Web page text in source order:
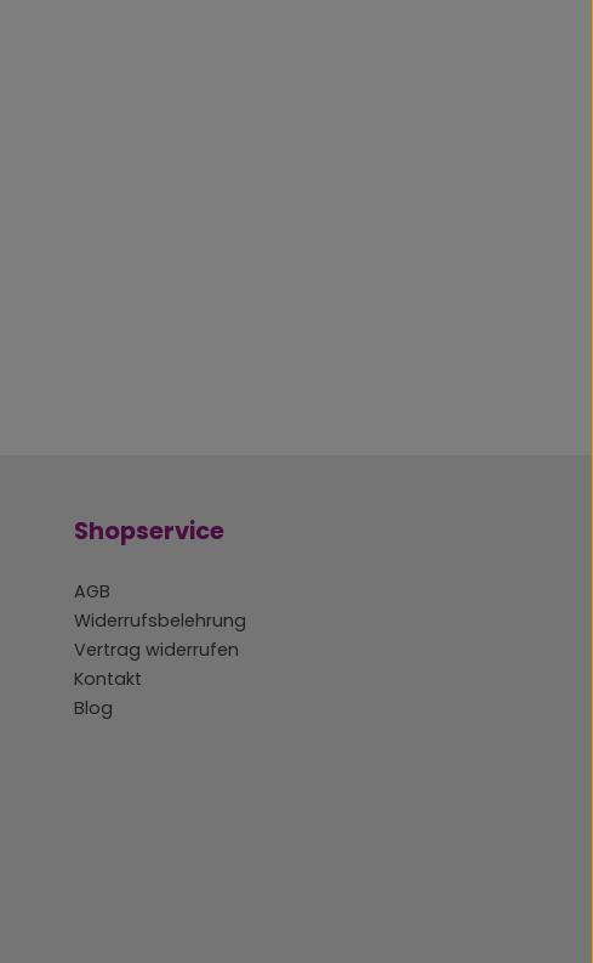
Shopservice
AGB
Widerrufsbelehrung
Vertrag widerrufen
Kontakt
Blog